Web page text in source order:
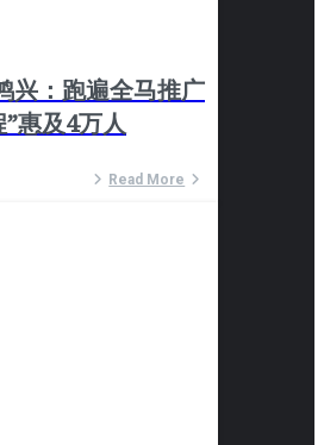
兴：跑遍全马推广
惠及4万人
Read More